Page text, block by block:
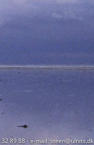
89 88 - e-mail: steen@ulnits.dk